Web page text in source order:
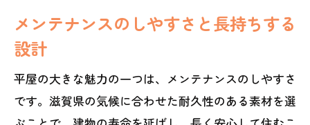
メンテナンスのしやすさと長持ちする
設計
平屋の大きな魅力の一つは、メンテナンスのしやすさ
です。滋賀県の気候に合わせた耐久性のある素材を選